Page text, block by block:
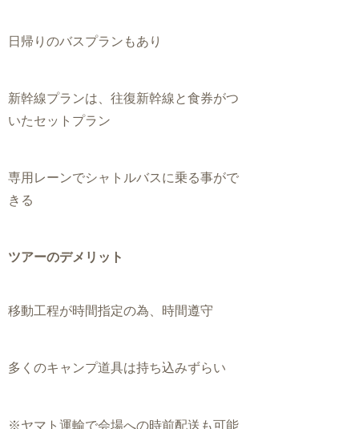
日帰りのバスプランもあり
新幹線プランは、往復新幹線と食券がつ
いたセットプラン
専用レーンでシャトルバスに乗る事がで
きる
ツアーのデメリット
移動工程が時間指定の為、時間遵守
多くのキャンプ道具は持ち込みずらい
※ヤマト運輸で会場への時前配送も可能